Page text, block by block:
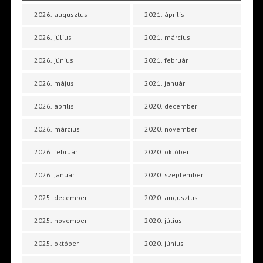
2026. augusztus
2026. július
2026. június
2026. május
2026. április
2026. március
2026. február
2026. január
2025. december
2025. november
2025. október
2021. április
2021. március
2021. február
2021. január
2020. december
2020. november
2020. október
2020. szeptember
2020. augusztus
2020. július
2020. június